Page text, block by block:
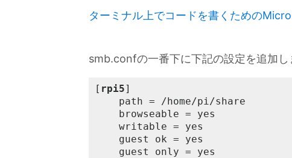
ターミナル上でコードを書くための
smb.confの一番下に下記の設定を追加し
[ rpi5]
    path = /home/pi/share
    browseable = yes
    writable = yes
    guest ok = yes
    guest only = yes